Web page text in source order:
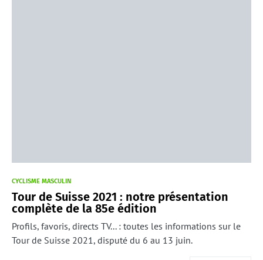
CYCLISME MASCULIN
Tour de Suisse 2021 : notre présentation
complète de la 85e édition
Profils, favoris, directs TV... : toutes les informations sur le
Tour de Suisse 2021, disputé du 6 au 13 juin.